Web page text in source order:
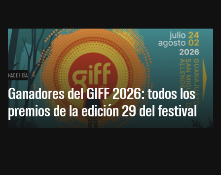
HACE 1 DÍA
Ganadores del GIFF 2026: todos los
premios de la edición 29 del festival